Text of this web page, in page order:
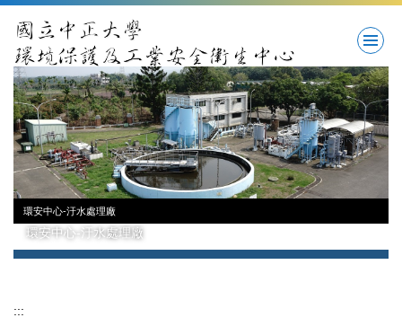
到
主
要
內
容
區
環安中心-汙水處理廠
環安中心-汙水處理廠
:::